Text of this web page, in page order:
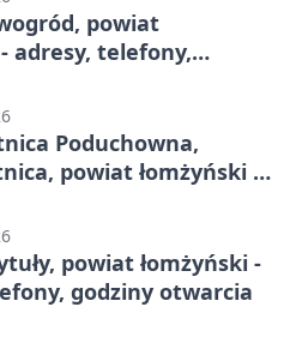
powiat
adresy, telefony,
Poduchowna,
powiat łomżyński -
powiat łomżyński -
godziny otwarcia